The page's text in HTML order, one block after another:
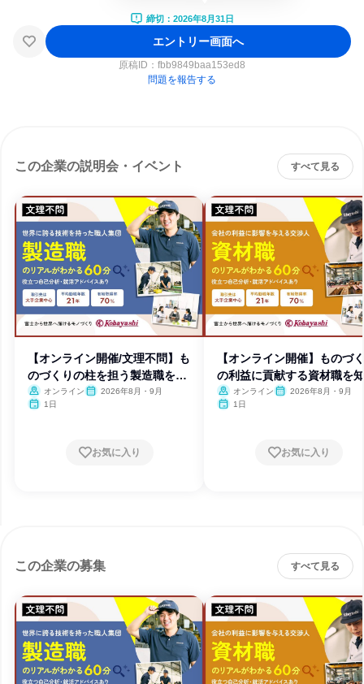
締切：2026年8月31日
エントリー画面へ
原稿ID： fbb9849baa153ed8
問題を報告する
この企業の説明会・イベント すべて見る
【オンライン開催/文理不問】も
のづくりの柱を担う製造職を知
る
オンライン
2026年8月・9月
1日
お気に入り
【オンライン開催】ものづ
の利益に貢献する資材職を
オンライン
2026年8月・9月
1日
お気に入り
この企業の募集 すべて見る